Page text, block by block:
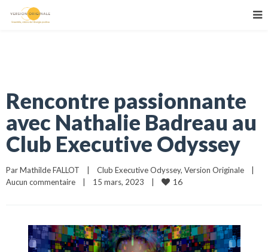
Rencontre passionnante
avec Nathalie Badreau au
Club Executive Odyssey
Par Mathilde FALLOT Club Executive Odyssey, Version Originale
Aucun commentaire
15 mars, 2023 16